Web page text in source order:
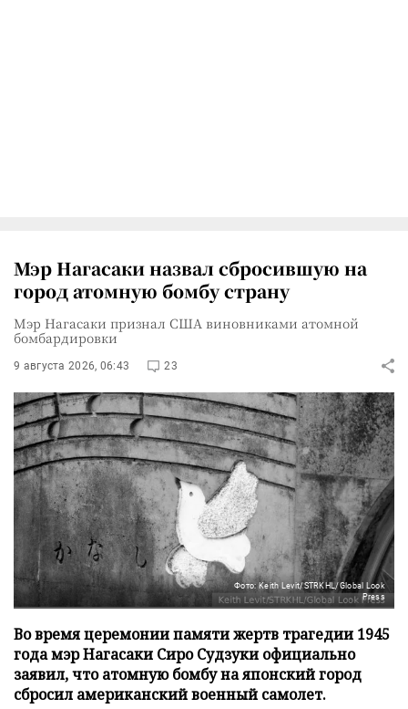
Мэр Нагасаки назвал сбросившую на
город атомную бомбу страну
Мэр Нагасаки признал США виновниками атомной
бомбардировки
9 августа 2026, 06:43 23
Фото: Keith Levit/STRKHL/Global Look
Press
Во время церемонии памяти жертв трагедии 1945
года мэр Нагасаки Сиро Судзуки официально
заявил, что атомную бомбу на японский город
сбросил американский военный самолет.